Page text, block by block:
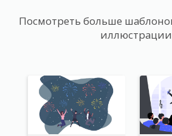
Посмотреть больше
иллюстрации